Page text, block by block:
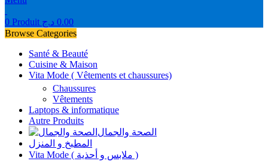
0 Produit 0.00 د.ج
Browse Categories
Santé & Beauté
Cuisine & Maison
Vita Mode ( Vêtements et chaussures)
Chaussures
Vêtements
Laptops & informatique
Autre Produits
الصحة والجمال
المطبخ و المنزل
Vita Mode ( ملابس و أحذية )